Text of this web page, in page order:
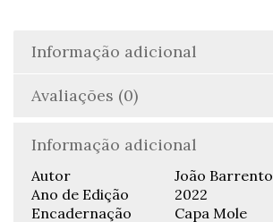
Informação adicional
Avaliações (0)
Informação adicional
Autor
João Barrento
Ano de Edição
2022
Encadernação
Capa Mole